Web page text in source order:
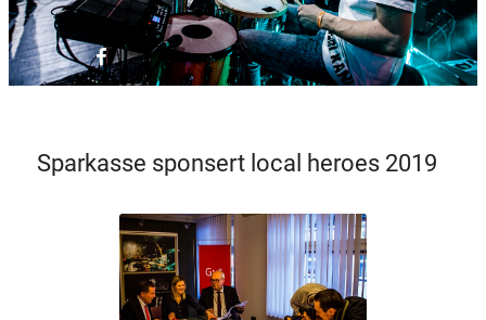
Sparkasse sponsert local heroes 2019